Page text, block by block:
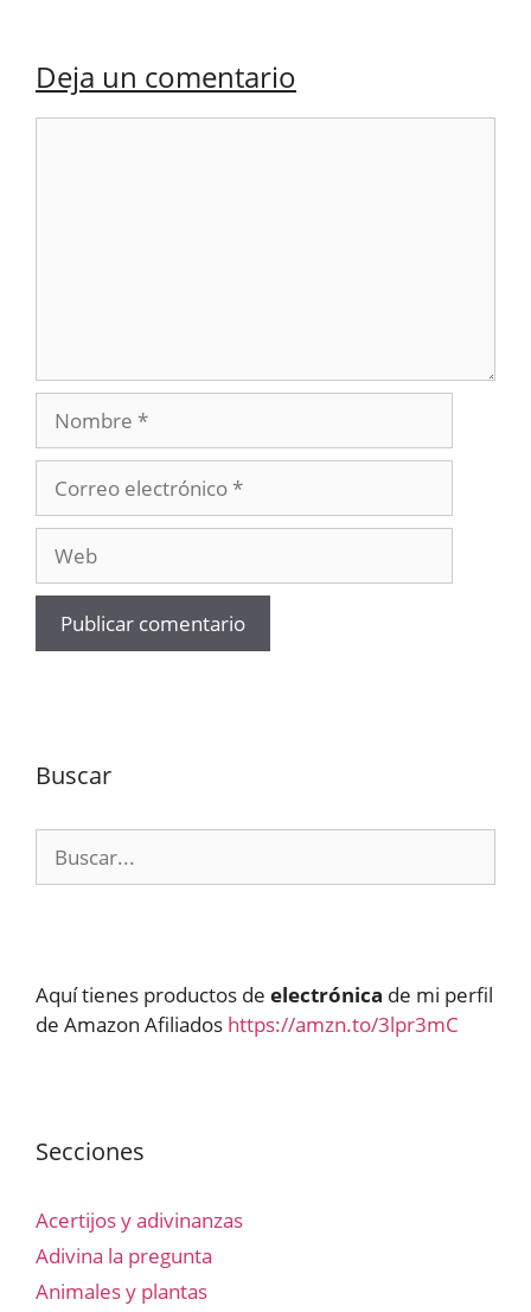
Deja un comentario
Nombre
electrónico
Buscar
Aquí tienes productos de electrónica de mi perfil
de Amazon Afiliados https://amzn.to/3lpr3mC
Secciones
Acertijos y adivinanzas
Adivina la pregunta
Animales y plantas